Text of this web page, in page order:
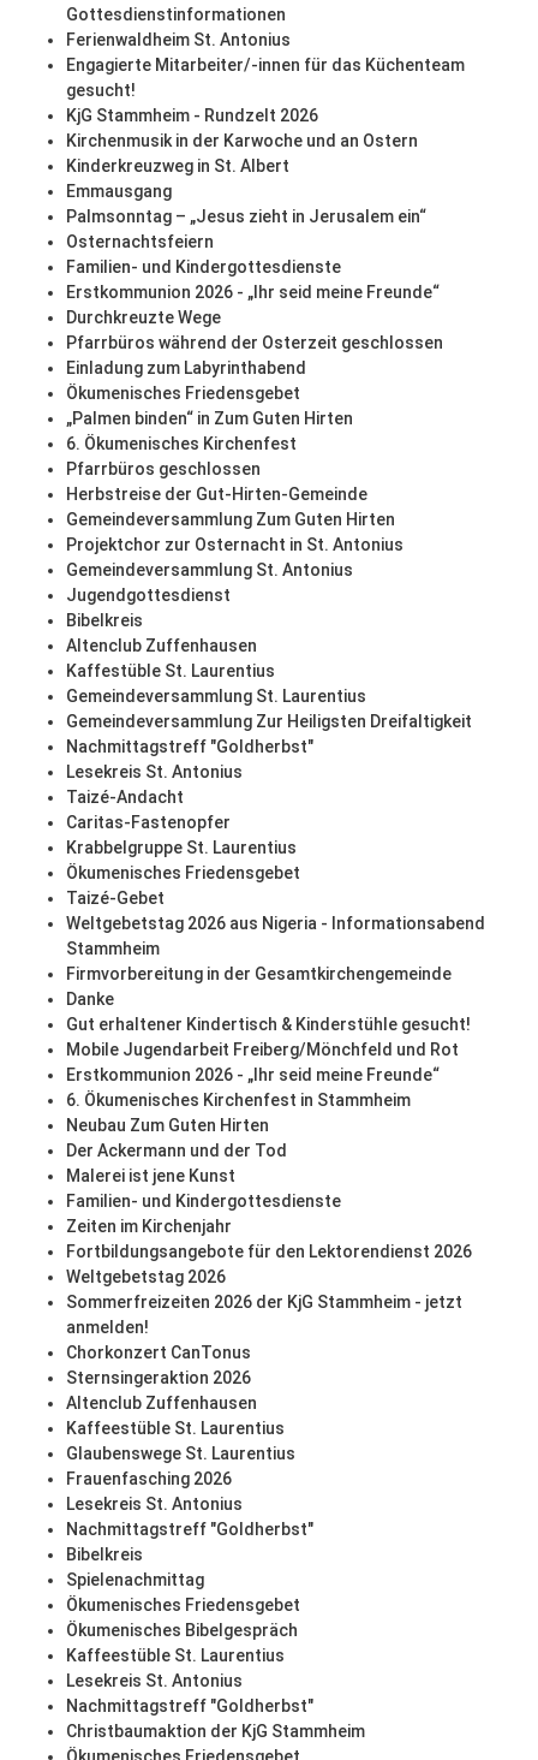
Gottesdienstinformationen
Ferienwaldheim St. Antonius
Engagierte Mitarbeiter/-innen für das Küchenteam
gesucht!
KjG Stammheim - Rundzelt 2026
Kirchenmusik in der Karwoche und an Ostern
Kinderkreuzweg in St. Albert
Emmausgang
Palmsonntag – „Jesus zieht in Jerusalem ein“
Osternachtsfeiern
Familien- und Kindergottesdienste
Erstkommunion 2026 - „Ihr seid meine Freunde“
Durchkreuzte Wege
Pfarrbüros während der Osterzeit geschlossen
Einladung zum Labyrinthabend
Ökumenisches Friedensgebet
„Palmen binden“ in Zum Guten Hirten
6. Ökumenisches Kirchenfest
Pfarrbüros geschlossen
Herbstreise der Gut-Hirten-Gemeinde
Gemeindeversammlung Zum Guten Hirten
Projektchor zur Osternacht in St. Antonius
Gemeindeversammlung St. Antonius
Jugendgottesdienst
Bibelkreis
Altenclub Zuffenhausen
Kaffestüble St. Laurentius
Gemeindeversammlung St. Laurentius
Gemeindeversammlung Zur Heiligsten Dreifaltigkeit
Nachmittagstreff "Goldherbst"
Lesekreis St. Antonius
Taizé-Andacht
Caritas-Fastenopfer
Krabbelgruppe St. Laurentius
Ökumenisches Friedensgebet
Taizé-Gebet
Weltgebetstag 2026 aus Nigeria - Informationsabend
Stammheim
Firmvorbereitung in der Gesamtkirchengemeinde
Danke
Gut erhaltener Kindertisch & Kinderstühle gesucht!
Mobile Jugendarbeit Freiberg/Mönchfeld und Rot
Erstkommunion 2026 - „Ihr seid meine Freunde“
6. Ökumenisches Kirchenfest in Stammheim
Neubau Zum Guten Hirten
Der Ackermann und der Tod
Malerei ist jene Kunst
Familien- und Kindergottesdienste
Zeiten im Kirchenjahr
Fortbildungsangebote für den Lektorendienst 2026
Weltgebetstag 2026
Sommerfreizeiten 2026 der KjG Stammheim - jetzt
anmelden!
Chorkonzert CanTonus
Sternsingeraktion 2026
Altenclub Zuffenhausen
Kaffeestüble St. Laurentius
Glaubenswege St. Laurentius
Frauenfasching 2026
Lesekreis St. Antonius
Nachmittagstreff "Goldherbst"
Bibelkreis
Spielenachmittag
Ökumenisches Friedensgebet
Ökumenisches Bibelgespräch
Kaffeestüble St. Laurentius
Lesekreis St. Antonius
Nachmittagstreff "Goldherbst"
Christbaumaktion der KjG Stammheim